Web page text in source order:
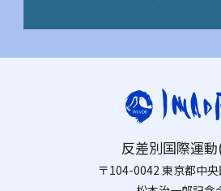
反差別国際運動
〒104-0042 東京都中